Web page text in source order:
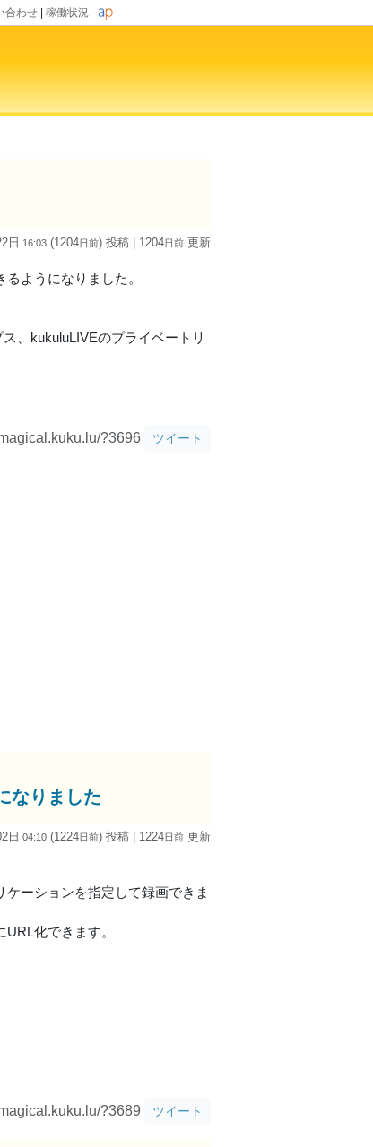
合わせ 稼働状況
日 16:03 (1204日前) 投稿 | 1204日前 更新
ようになりました。
、kukuluLIVEのプライベートリ
?3696 ツイート
なりました
日 04:10 (1224日前) 投稿 | 1224日前 更新
ーションを指定して録画できま
化できます。
?3689 ツイート